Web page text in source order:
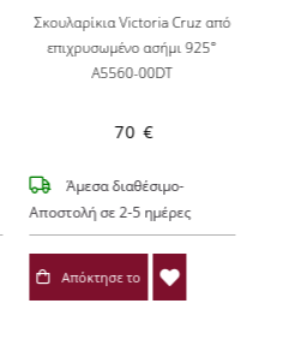
Σκουλαρίκια Victoria Cruz από
επιχρυσωμένο ασήμι 925°
A5560-00DT
70 €
Άμεσα διαθέσιμο-
Αποστολή σε 2-5 ημέρες
Απόκτησε το